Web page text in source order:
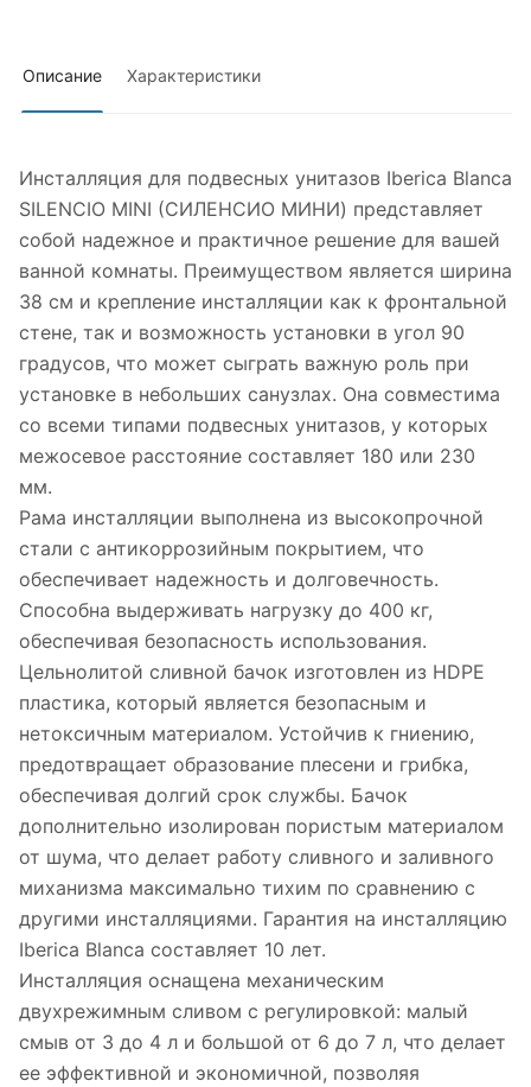
Описание Характеристики
Инсталляция для подвесных унитазов Iberica Blanca
SILENCIO MINI (СИЛЕНСИО МИНИ) представляет
собой надежное и практичное решение для вашей
ванной комнаты. Преимуществом является ширина
38 см и крепление инсталляции как к фронтальной
стене, так и возможность установки в угол 90
градусов, что может сыграть важную роль при
установке в небольших санузлах. Она совместима
со всеми типами подвесных унитазов, у которых
межосевое расстояние составляет 180 или 230
мм.
Рама инсталляции выполнена из высокопрочной
стали с антикоррозийным покрытием, что
обеспечивает надежность и долговечность.
Способна выдерживать нагрузку до 400 кг,
обеспечивая безопасность использования.
Цельнолитой сливной бачок изготовлен из HDPE
пластика, который является безопасным и
нетоксичным материалом. Устойчив к гниению,
предотвращает образование плесени и грибка,
обеспечивая долгий срок службы. Бачок
дополнительно изолирован пористым материалом
от шума, что делает работу сливного и заливного
миханизма максимально тихим по сравнению с
другими инсталляциями. Гарантия на инсталляцию
Iberica Blanca составляет 10 лет.
Инсталляция оснащена механическим
двухрежимным сливом с регулировкой: малый
смыв от 3 до 4 л и большой от 6 до 7 л, что делает
ее эффективной и экономичной, позволяя